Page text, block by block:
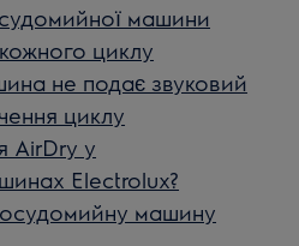
машини
циклу
не подає звуковий
циклу
AirDry у
Electrolux?
машину